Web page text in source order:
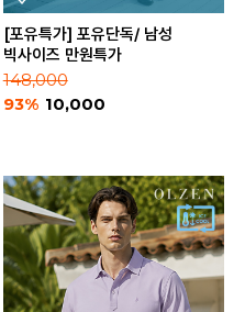
[포유특가] 포유단독/ 남성
빅사이즈 만원특가
148,000
93% 10,000